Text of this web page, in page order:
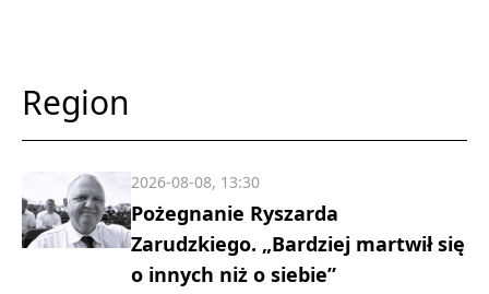
Region
Pożegnanie Ryszarda
Zarudzkiego. „Bardziej martwił się
o innych niż o siebie”
2026-08-08, 13:30